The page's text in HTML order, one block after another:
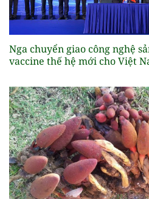
Nga chuyển giao công nghệ
vaccine thế hệ mới cho Việt